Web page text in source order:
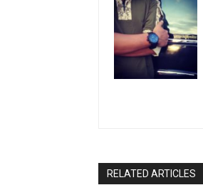
RELATED ARTICLES